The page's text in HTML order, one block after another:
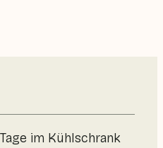
im Kühlschrank